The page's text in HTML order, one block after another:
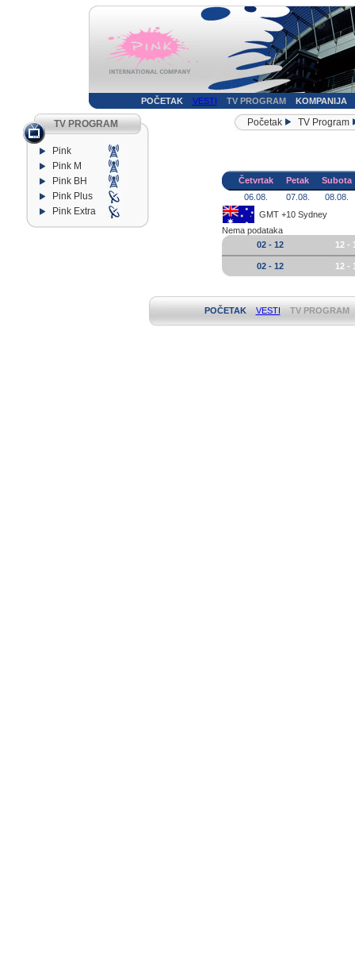
POČETAK VESTI TV PROGRAM KOMPANIJA
TV PROGRAM
Pink
Pink M
Pink BH
Pink Plus
Pink Extra
Početak TV Program
Četvrtak Petak
Subota
06.08.
07.08.
08.08.
GMT +10 Sydney
Nema podataka
02 - 12
12 -
02 - 12 12 -
POČETAK VESTI TV PROGRAM